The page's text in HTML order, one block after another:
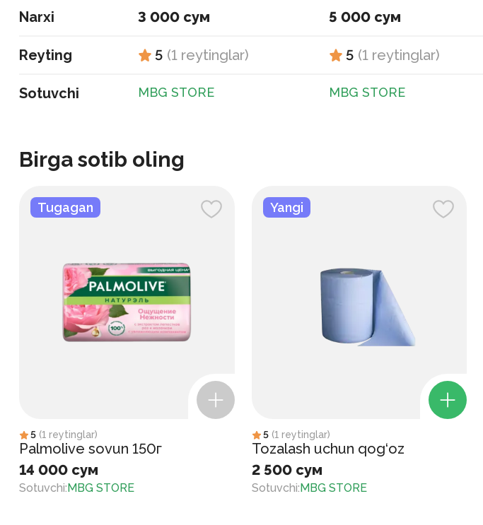
Narxi
Reyting
Sotuvchi
3 000 сум
5 (1 reytinglar)
MBG STORE
5 000 сум
5 (1 reytinglar)
MBG STORE
Birga sotib oling
Tugagan
5 (1 reytinglar)
Palmolive sovun 150г
14 000 сум
Sotuvchi:MBG STORE
Yangi
5 (1 reytinglar)
Tozalash uchun qog‘oz
2 500 сум
Sotuvchi:MBG STORE